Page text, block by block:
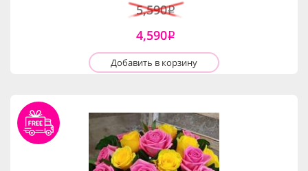
5,590i
4,590i
Добавить в корзину